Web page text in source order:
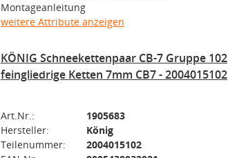
Montageanleitung
weitere Attribute anzeigen
KÖNIG Schneekettenpaar CB-7 Gruppe 102
feingliedrige Ketten 7mm CB7 - 2004015102
Art.Nr.:
1905683
Hersteller:
König
Teilenummer:
2004015102